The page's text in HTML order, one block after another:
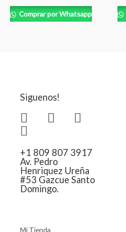
Comprar por Whatsapp
Siguenos!
+1 809 807 3917
Av. Pedro
Henriquez Ureña
#53 Gazcue Santo
Domingo.
Mi Tienda